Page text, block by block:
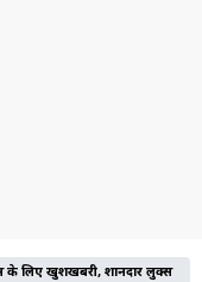
लिए खुशखबरी, शानदार लुक्स